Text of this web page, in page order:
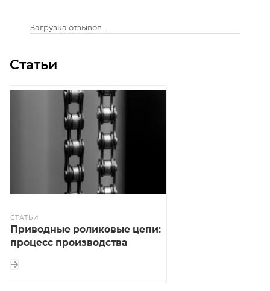
Загрузка отзывов...
Статьи
СТАТЬИ
Приводные роликовые цепи:
процесс производства